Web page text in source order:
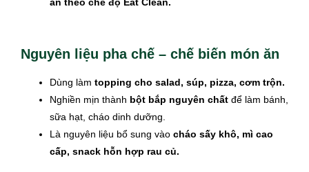
Nguyên liệu pha chế – chế biến món ăn
Dùng làm topping cho salad, súp, pizza, cơm trộn.
Nghiền mịn thành bột bắp nguyên chất để làm bánh,
sữa hạt, cháo dinh dưỡng.
Là nguyên liệu bổ sung vào cháo sấy khô, mì cao
cấp, snack hỗn hợp rau củ.